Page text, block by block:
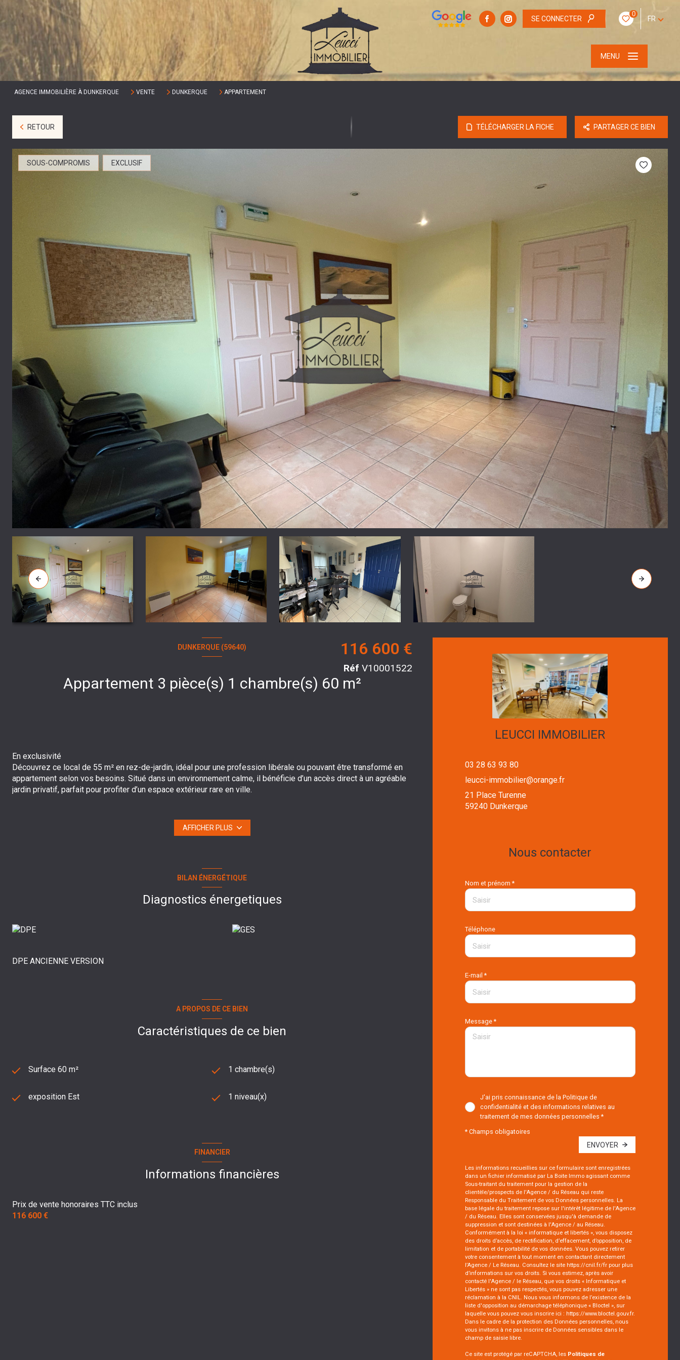
SE CONNECTER
0
FR
MENU
AGENCE IMMOBILIÈRE À DUNKERQUE VENTE DUNKERQUE APPARTEMENT
RETOUR TÉLÉCHARGER LA FICHE PARTAGER CE BIEN
SOUS-COMPROMIS EXCLUSIF
DUNKERQUE (59640)
Appartement 3 pièce(s) 1 chambre(s) 60 m²
116 600 €
Réf V10001522
En exclusivité
Découvrez ce local de 55 m² en rez-de-jardin, idéal pour une profession libérale ou pouvant être transformé en
appartement selon vos besoins. Situé dans un environnement calme, il bénéficie d’un accès direct à un agréable
jardin privatif, parfait pour profiter d’un espace extérieur rare en ville.
Une opportunité à saisir pour installer votre activité ou créer un logement sur-mesure dans un cadre privilégié?!
Contactez Aurélia DEBYSER au 06 47 53 61 50
AFFICHER PLUS
BILAN ÉNERGÉTIQUE
Diagnostics énergetiques
DPE ANCIENNE VERSION
A PROPOS DE CE BIEN
Caractéristiques de ce bien
Surface 60 m² 1 chambre(s)
exposition Est 1 niveau(x)
FINANCIER
Informations financières
Prix de vente honoraires TTC inclus
116 600 €
LEUCCI IMMOBILIER
03 28 63 93 80
leucci-immobilier@orange.fr
21 Place Turenne
59240 Dunkerque
Nous contacter
Nom et prénom *
Téléphone
E-mail *
Message *
J'ai pris connaissance de la Politique de
confidentialité et des informations relatives au
traitement de mes données personnelles *
* Champs obligatoires
ENVOYER
Les informations recueillies sur ce formulaire sont enregistrées
dans un fichier informatisé par La Boite Immo agissant comme
Sous-traitant du traitement pour la gestion de la
clientèle/prospects de l'Agence / du Réseau qui reste
Responsable du Traitement de vos Données personnelles. La
base légale du traitement repose sur l'intérêt légitime de l'Agence
/ du Réseau. Elles sont conservées jusqu'à demande de
suppression et sont destinées à l'Agence / au Réseau.
Conformément à la loi « informatique et libertés », vous disposez
des droits d’accès, de rectification, d’effacement, d’opposition, de
limitation et de portabilité de vos données. Vous pouvez retirer
votre consentement à tout moment en contactant directement
l’Agence / Le Réseau. Consultez le site https://cnil.fr/frpour plus
d’informations sur vos droits. Si vous estimez, après avoir
contacté l'Agence / le Réseau, que vos droits « Informatique et
Libertés » ne sont pas respectés, vous pouvez adresser une
réclamation à la CNIL. Nous vous informons de l’existence de la
liste d'opposition au démarchage téléphonique « Bloctel », sur
laquelle vous pouvez vous inscrire ici : https://www.bloctel.gouv.fr.
Dans le cadre de la protection des Données personnelles, nous
vous invitons à ne pas inscrire de Données sensibles dans le
champ de saisie libre.
Ce site est protégé par reCAPTCHA, les Politiques de